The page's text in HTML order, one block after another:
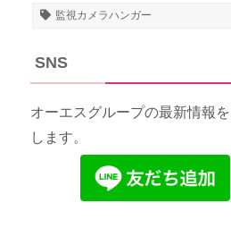
監視カメラハンガー
SNS
オーエスグループの最新情報
します。